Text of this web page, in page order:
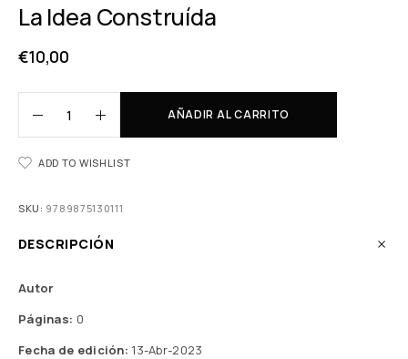
La Idea Construída
€10,00
AÑADIR AL CARRITO
ADD TO WISHLIST
SKU: 9789875130111
DESCRIPCIÓN
Autor
Páginas: 0
Fecha de edición: 13-Abr-2023